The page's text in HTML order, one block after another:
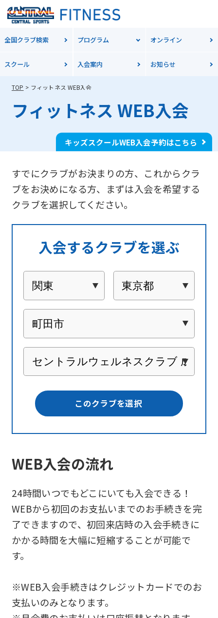
全国クラブ検索 プログラム オンライン
スクール 入会案内 お知らせ
TOP フィットネス WEB入会
フィットネス WEB入会
キッズスクールWEB入会予約はこちら
すでにクラブがお決まりの方、これからクラ
ブをお決めになる方、 まずは入会を希望する
クラブを選択してください。
入会するクラブを選ぶ
このクラブを選択
WEB入会の流れ
24時間いつでもどこにいても入会できる！
WEBから初回のお支払いまでのお手続きを完
了できますので、初回来店時の入会手続きに
かかる時間を大幅に短縮することが可能で
す。
※WEB入会手続きはクレジットカードでのお
支払いのみとなります。